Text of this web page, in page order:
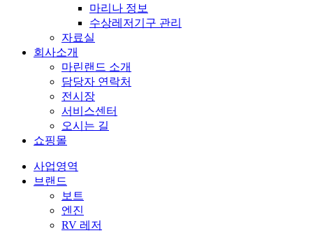
마리나 정보
수상레저기구 관리
자료실
회사소개
마린랜드 소개
담당자 연락처
전시장
서비스센터
오시는 길
쇼핑몰
사업영역
브랜드
보트
엔진
RV 레저